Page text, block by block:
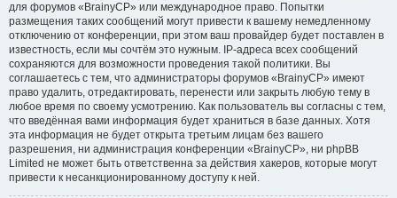
для форумов «BrainyCP» или международное право. Попытки
размещения таких сообщений могут привести к вашему немедленному
отключению от конференции, при этом ваш провайдер будет поставлен в
известность, если мы сочтём это нужным. IP-адреса всех сообщений
сохраняются для возможности проведения такой политики. Вы
соглашаетесь с тем, что администраторы форумов «BrainyCP» имеют
право удалить, отредактировать, перенести или закрыть любую тему в
любое время по своему усмотрению. Как пользователь вы согласны с тем,
что введённая вами информация будет храниться в базе данных. Хотя
эта информация не будет открыта третьим лицам без вашего
разрешения, ни администрация конференции «BrainyCP», ни phpBB
Limited не может быть ответственна за действия хакеров, которые могут
привести к несанкционированному доступу к ней.